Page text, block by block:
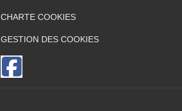
CHARTE COOKIES
GESTION DES COOKIES